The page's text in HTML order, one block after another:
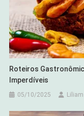
Roteiros
Imperdíveis
05/10/2025